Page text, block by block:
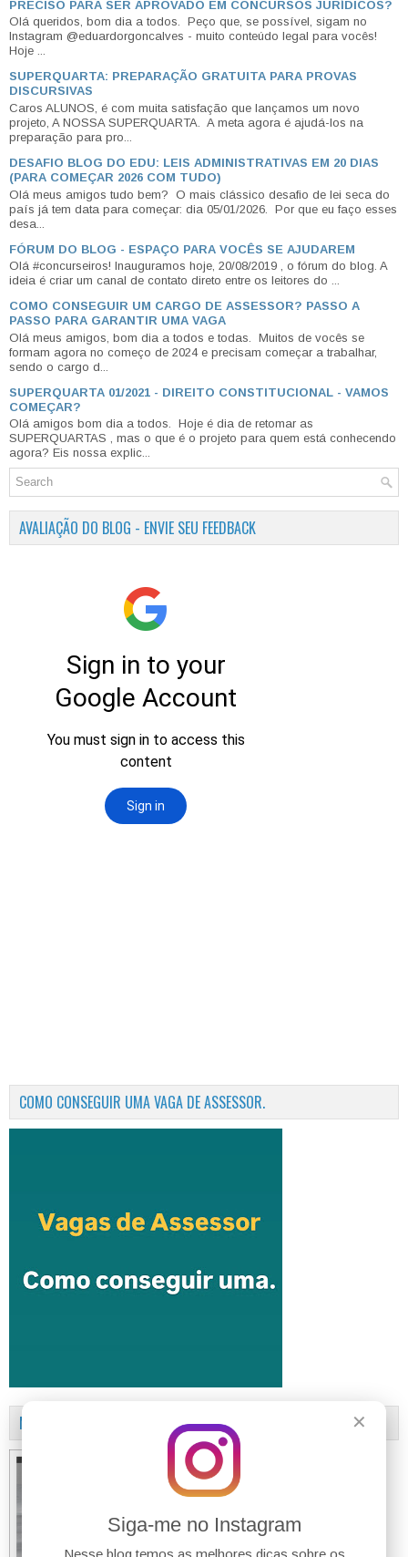
✕
Siga-me no Instagram
Nesse blog temos as melhores dicas sobre os
PRECISO PARA SER APROVADO EM CONCURSOS JURÍDICOS?
Olá queridos, bom dia a todos. Peço que, se possível, sigam no
Instagram @eduardorgoncalves - muito conteúdo legal para vocês!
Hoje ...
SUPERQUARTA: PREPARAÇÃO GRATUITA PARA PROVAS
DISCURSIVAS
Caros ALUNOS, é com muita satisfação que lançamos um novo
projeto, A NOSSA SUPERQUARTA. A meta agora é ajudá-los na
preparação para pro...
DESAFIO BLOG DO EDU: LEIS ADMINISTRATIVAS EM 20 DIAS
(PARA COMEÇAR 2026 COM TUDO)
Olá meus amigos tudo bem? O mais clássico desafio de lei seca do
país já tem data para começar: dia 05/01/2026. Por que eu faço esses
desa...
FÓRUM DO BLOG - ESPAÇO PARA VOCÊS SE AJUDAREM
Olá #concurseiros! Inauguramos hoje, 20/08/2019 , o fórum do blog. A
ideia é criar um canal de contato direto entre os leitores do ...
COMO CONSEGUIR UM CARGO DE ASSESSOR? PASSO A
PASSO PARA GARANTIR UMA VAGA
Olá meus amigos, bom dia a todos e todas. Muitos de vocês se
formam agora no começo de 2024 e precisam começar a trabalhar,
sendo o cargo d...
SUPERQUARTA 01/2021 - DIREITO CONSTITUCIONAL - VAMOS
COMEÇAR?
Olá amigos bom dia a todos. Hoje é dia de retomar as
SUPERQUARTAS , mas o que é o projeto para quem está conhecendo
agora? Eis nossa explic...
AVALIAÇÃO DO BLOG - ENVIE SEU FEEDBACK
COMO CONSEGUIR UMA VAGA DE ASSESSOR.
MANUAL DA LEI ANTICRIME